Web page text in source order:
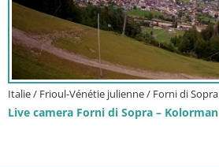
Italie / Frioul-Vénétie julienne / Forni di Sopra
Live camera Forni di Sopra – Kolorman